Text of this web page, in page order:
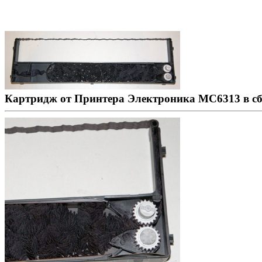
Картридж от Принтера Электроника МС6313 в